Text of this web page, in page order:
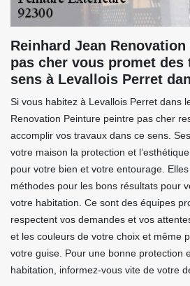
Reinhard Jean
pas cher vous promet des
sens à Levallois Perret
Si vous habitez à Levallois Perret dans
Renovation Peinture peintre pas cher
accomplir vos travaux dans ce sens.
votre maison la protection et
pour votre bien et votre entourage.
méthodes pour les bons résultats pour
votre habitation. Ce sont des équipes
respectent vos demandes et vos
et les couleurs de votre choix et même
votre guise. Pour une bonne protection
habitation, informez-vous vite de votre